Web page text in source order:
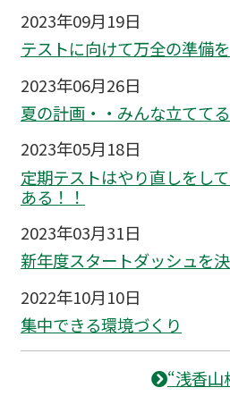
2023年09月19日
テストに向けて万全の準備を
2023年06月26日
夏の計画・・みんな立てて
2023年05月18日
定期テストはやり直しをし
ある！！
2023年03月31日
新年度スタートダッシュを決
2022年10月10日
集中できる環境づくり
“浅香山